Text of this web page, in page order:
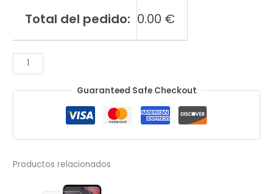
Total del pedido: 0.00 €
Protector
de
pantalla
/
cantidad
Guaranteed Safe Checkout
Productos relacionados